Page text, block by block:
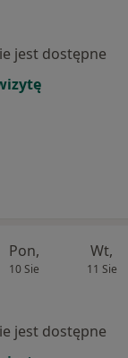
jest dostępne
Pon,
10 Sie
Wt,
11 Sie
jest dostępne